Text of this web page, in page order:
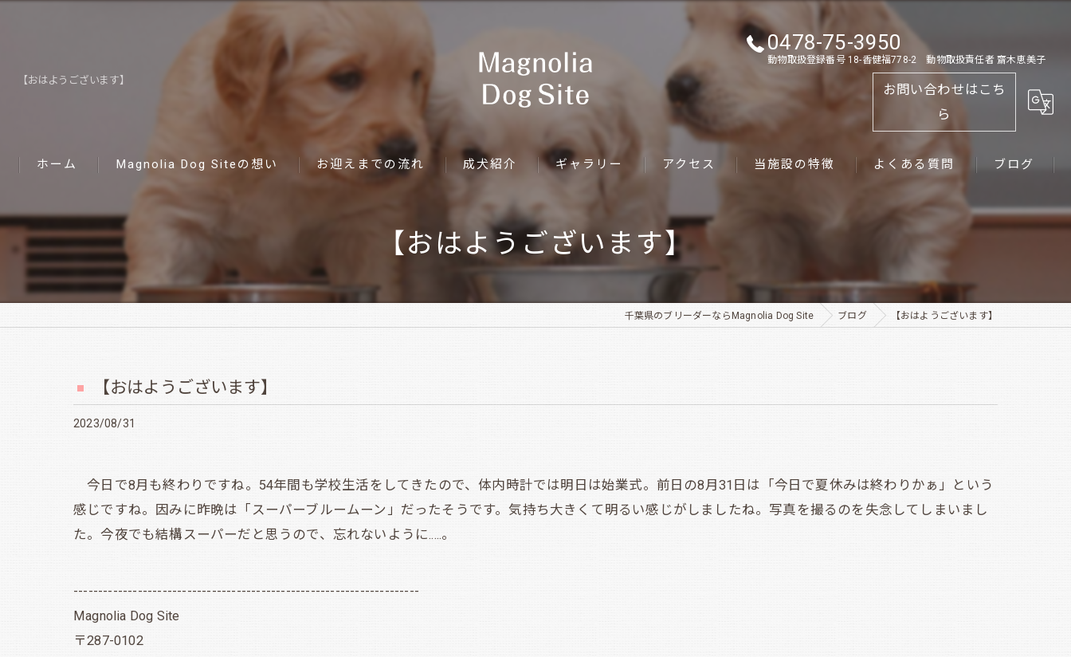
【おはようございます】
0478-75-3950
動物取扱登録番号 18-香健福778-2 動物取扱責任者 齋木恵美子
お問い合わせはこち
ら
ホーム Magnolia Dog Siteの想い お迎えまでの流れ 成犬紹介 ギャラリー アクセス 当施設の特徴
犬舎
よくある質問 ブログ
【おはようございます】
千葉県のブリーダーならMagnolia Dog Site ブログ 【おはようございます】
【おはようございます】
2023/08/31
今日で8月も終わりですね。54年間も学校生活をしてきたので、体内時計では明日は始業式。前日の8月31日は「今日で夏休みは終わりかぁ」という
感じですね。因みに昨晩は「スーパーブルームーン」だったそうです。気持ち大きくて明るい感じがしましたね。写真を撮るのを失念してしまいまし
た。今夜でも結構スーパーだと思うので、忘れないように.....。
----------------------------------------------------------------------
Magnolia Dog Site
〒287-0102